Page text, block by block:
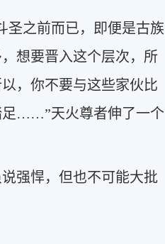
圣之前而已，即便是古族
想要晋入这个层次，所
，你不要与这些家伙比
足……”天火尊者伸了一个
强悍，但也不可能大批